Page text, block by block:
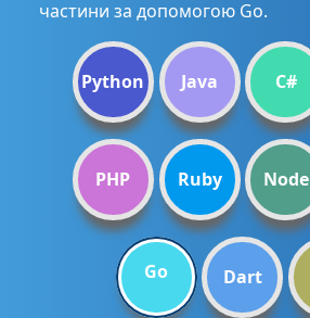
частини за допомогою Go.
Python Java C#
PHP Ruby Node
Go Dart